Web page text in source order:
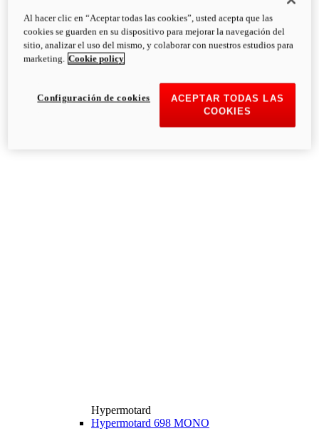
Hypermotard
Hypermotard 698 MONO
Al hacer clic en “Aceptar todas las cookies”, usted acepta que las
cookies se guarden en su dispositivo para mejorar la navegación del
sitio, analizar el uso del mismo, y colaborar con nuestros estudios para
marketing. Cookie policy
ACEPTAR TODAS LAS
COOKIES
Configuración de cookies